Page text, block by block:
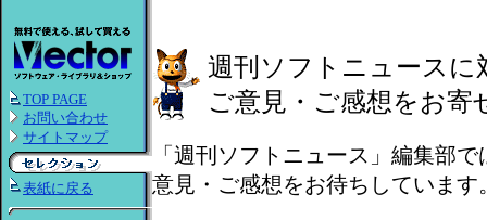
TOP PAGE
お問い合わせ
サイトマップ
表紙に戻る
週刊ソフトニュースに
ご意見・ご感想をお寄
「週刊ソフトニュース」編集部
意見・ご感想をお待ちしています